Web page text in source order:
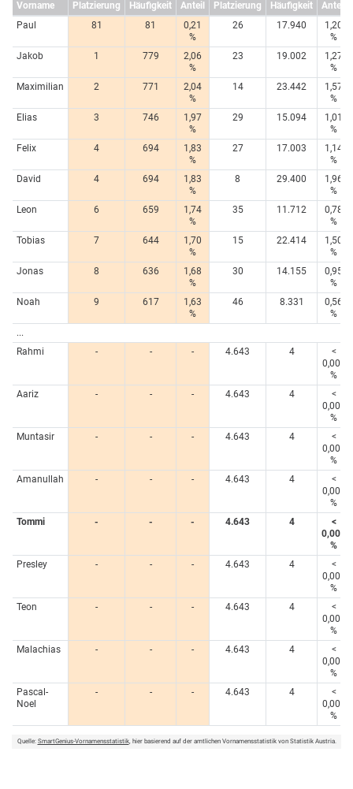
Vorname Platzierung Häufigkeit Anteil Platzierung Häufigkeit
Anteil
Paul
81 81
0,21
%
26 17.940
1,20
%
Jakob
1 779
2,06
%
23 19.002
1,27
%
Maximilian
2 771
2,04
%
14 23.442
1,57
%
Elias
3 746
1,97
%
29 15.094
1,01
%
Felix
4 694
1,83
%
27 17.003
1,14
%
David
4 694
1,83
%
8 29.400
1,96
%
Leon
6 659
1,74
%
35 11.712
0,78
%
Tobias
7 644
1,70
%
15 22.414
1,50
%
Jonas
8 636
1,68
%
30 14.155
0,95
%
Noah
9 617
1,63
%
46 8.331
0,56
%
...
Rahmi
- - - 4.643 4
<
0,005
%
Aariz
- - - 4.643 4
<
0,005
%
Muntasir
- - - 4.643 4
<
0,005
%
Amanullah
- - - 4.643 4
<
0,005
%
Tommi
- - - 4.643 4
<
0,005
%
Presley
- - - 4.643 4
<
0,005
%
Teon
- - - 4.643 4
<
0,005
%
Malachias
- - - 4.643 4
<
0,005
%
Pascal-
Noel
- - - 4.643 4
<
0,005
%
Quelle: SmartGenius-Vornamensstatistik, hier basierend auf der amtlichen Vornamensstatistik von Statistik Austria.